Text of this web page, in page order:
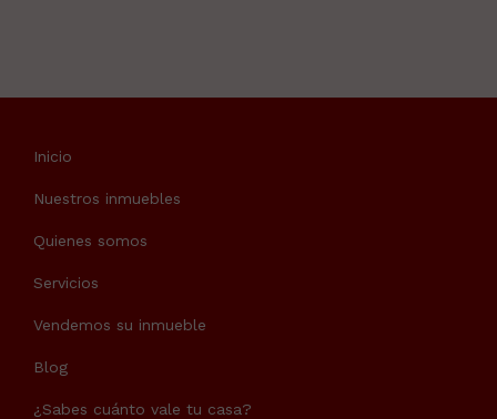
Inicio
Nuestros inmuebles
Quienes somos
Servicios
Vendemos su inmueble
Blog
¿Sabes cuánto vale tu casa?